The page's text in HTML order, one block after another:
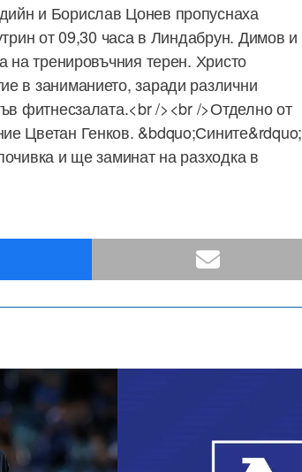
и Борислав Цонев пропуснаха
от 09,30 часа в Линдабрун. Димов и
на тренировъчния терен. Христо
в заниманието, заради различни
фитнесзалата.<br /><br />Отделно от
Цветан Генков. &bdquo;Сините&rdquo;
и ще заминат на разходка в